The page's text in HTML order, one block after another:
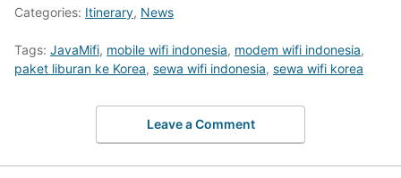
Categories: Itinerary, News
Tags: JavaMifi, mobile wifi indonesia, modem wifi indonesia,
paket liburan ke Korea, sewa wifi indonesia, sewa wifi korea
Leave a Comment